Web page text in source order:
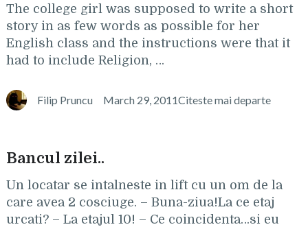
The college girl was supposed to write a short
story in as few words as possible for her
English class and the instructions were that it
had to include Religion, …
Filip Pruncu March 29, 2011Citeste mai departe
Bancul zilei..
Un locatar se intalneste in lift cu un om de la
care avea 2 cosciuge. – Buna-ziua!La ce etaj
urcati? – La etajul 10! – Ce coincidenta…si eu